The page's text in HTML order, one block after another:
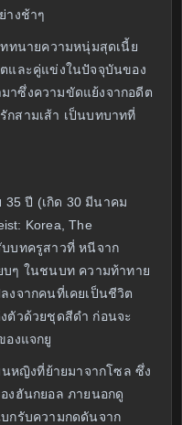
างช้าๆ
ทนายความหนุ่มสุดเนี้ย
และคู่แข่งในปัจจุบันของ
าซึ่งความขัดแย้งจากอดีต
กสามเส้า เป็นบทบาทที่
ปี (เกิด 30 มีนาคม
Korea, The
บบทครูสาวที่ หนีจาก
ๆ ในชนบท ความท้าทาย
งจากคนที่เคยเป็นชีวิต
ตัวด้วยชุดสีดำ ก่อนจะ
องแจกยู
หญิงที่ย้ายมาจากโซล ซึ่ง
งฮันกยอล ภายนอกดู
กรับความกดดันจาก